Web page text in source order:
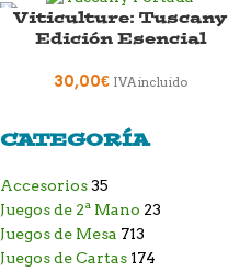
CATEGORÍA
Accesorios35
Juegos de 2ª Mano 23
Juegos de Mesa 713
Juegos de Cartas 174
Viticulture: Tuscany
Edición Esencial
30,00€ IVA incluido